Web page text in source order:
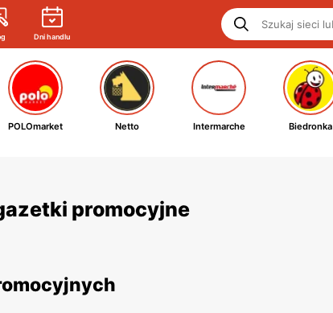
Dni handlu
POLOmarket Netto Intermarche Biedronka
promocyjne